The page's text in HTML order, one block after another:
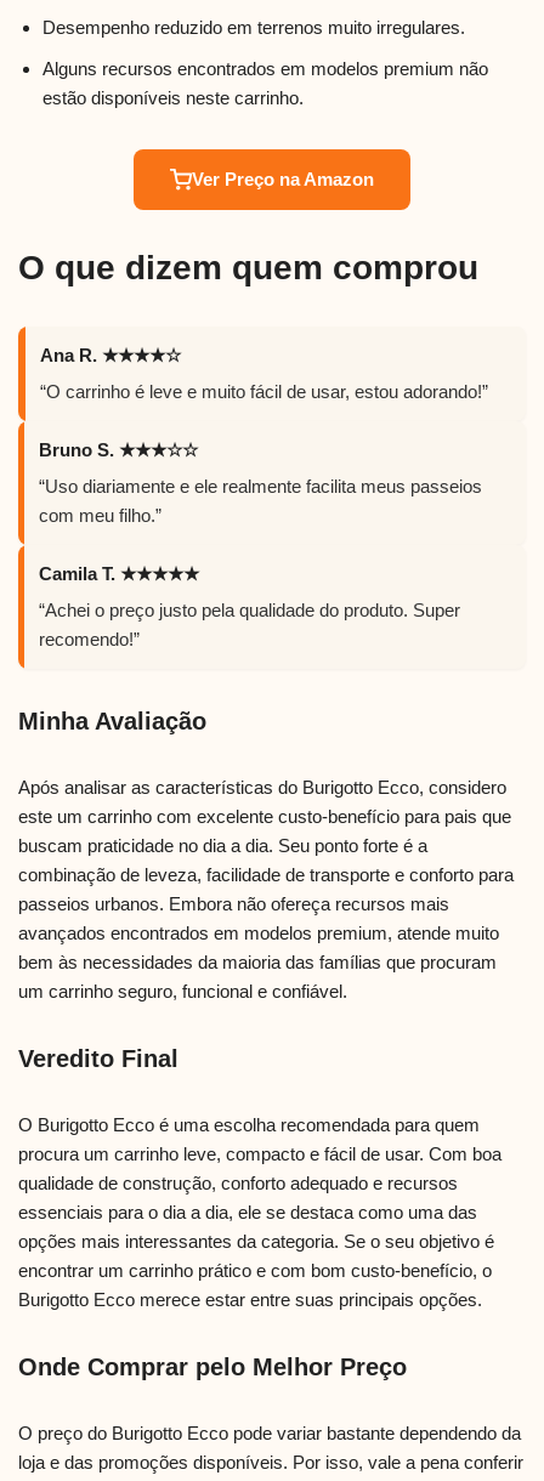
Desempenho reduzido em terrenos muito irregulares.
Alguns recursos encontrados em modelos premium não
estão disponíveis neste carrinho.
Ver Preço na Amazon
O que dizem quem comprou
Ana R. ★★★★☆
“O carrinho é leve e muito fácil de usar, estou adorando!”
Bruno S. ★★★☆☆
“Uso diariamente e ele realmente facilita meus passeios
com meu filho.”
Camila T. ★★★★★
“Achei o preço justo pela qualidade do produto. Super
recomendo!”
Minha Avaliação
Após analisar as características do Burigotto Ecco, considero
este um carrinho com excelente custo-benefício para pais que
buscam praticidade no dia a dia. Seu ponto forte é a
combinação de leveza, facilidade de transporte e conforto para
passeios urbanos. Embora não ofereça recursos mais
avançados encontrados em modelos premium, atende muito
bem às necessidades da maioria das famílias que procuram
um carrinho seguro, funcional e confiável.
Veredito Final
O Burigotto Ecco é uma escolha recomendada para quem
procura um carrinho leve, compacto e fácil de usar. Com boa
qualidade de construção, conforto adequado e recursos
essenciais para o dia a dia, ele se destaca como uma das
opções mais interessantes da categoria. Se o seu objetivo é
encontrar um carrinho prático e com bom custo-benefício, o
Burigotto Ecco merece estar entre suas principais opções.
Onde Comprar pelo Melhor Preço
O preço do Burigotto Ecco pode variar bastante dependendo da
loja e das promoções disponíveis. Por isso, vale a pena conferir